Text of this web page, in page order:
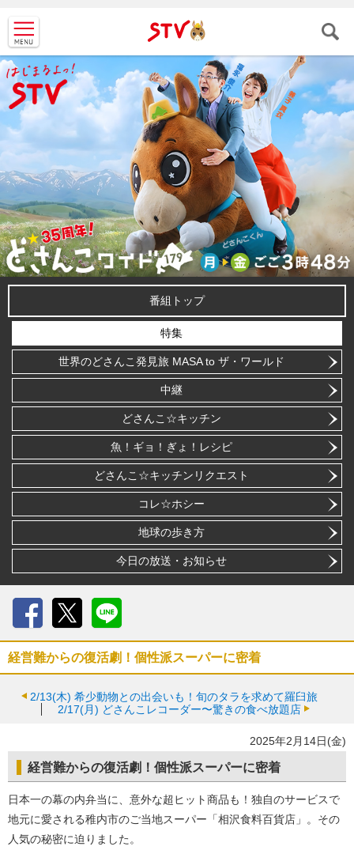
ＳＴＶ札
幌テレビ
番組トップ
特集
世界のどさんこ発見旅 MASA to ザ・ワールド
中継
どさんこ☆キッチン
魚！ギョ！ぎょ！レシピ
どさんこ☆キッチンリクエスト
コレ☆ホシー
地球の歩き方
今日の放送・お知らせ
経営難からの復活劇！個性派スーパーに密着
2/13(木) 希少動物との出会いも！旬のタラを求めて羅臼旅
2/17(月) どさんこレコーダー〜驚きの食べ放題店
2025年2月14日(金)
経営難からの復活劇！個性派スーパーに密着
日本一の幕の内弁当に、意外な超ヒット商品も！独自のサービスで
地元に愛される稚内市のご当地スーパー「相沢食料百貨店」。その
人気の秘密に迫りました。